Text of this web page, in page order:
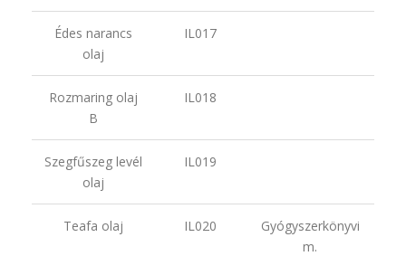
Édes narancs
olaj
IL017
Rozmaring olaj
B
IL018
Szegfűszeg levél
olaj
IL019
Teafa olaj IL020
Gyógyszerkönyvi
m.